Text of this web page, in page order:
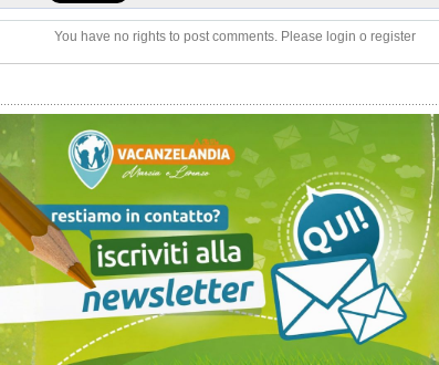
You have no rights to post comments. Please login o register